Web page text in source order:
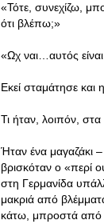
«Τότε, συνεχίζω,
ότι βλέπω;»
«Ωχ ναι…αυτός
Εκεί σταμάτησε και
Τι ήταν, λοιπόν, στα
Ήταν ένα μαγαζάκι
βρισκόταν ο «περί
στη Γερμανίδα
μακριά από
κάτω, μπροστά από